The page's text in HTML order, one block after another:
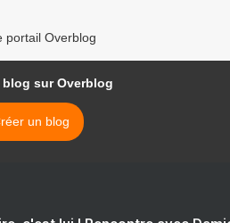
portail Overblog
blog sur Overblog
un blog